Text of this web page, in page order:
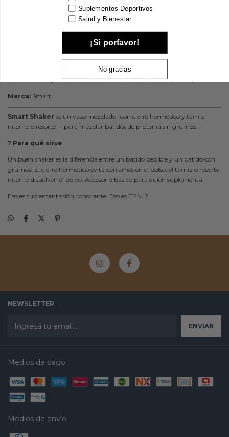
Don Torcuato, Provincia de Buenos Aires Horarios de
atención: Lunes a Viernes de 9.30 a 20hs y Sábados de
Nombre del producto:Caramañola Smart x 750 cc (Smart)
Marca: Smart
Smart Shaker es un vaso mezclador con cierre hermético y tamiz
interno o resorte -- para mezclar batidos de proteína sin grumos.
? Para qué sirve
Un buen shaker es la diferencia entre un batido bebible y un batido con
grumos. El cierre hermético evita derrames en el bolso, el tamiz o resorte
interno disuelven el polvo. Accesorio básico para quien suplementa.
Eso es suplementación consciente. Eso es EPN. ?
NEWSLETTER
Medios de pago
Medios de envío
Suplementos Deportivos
Salud y Bienestar
¡Si porfavor!
No gracias